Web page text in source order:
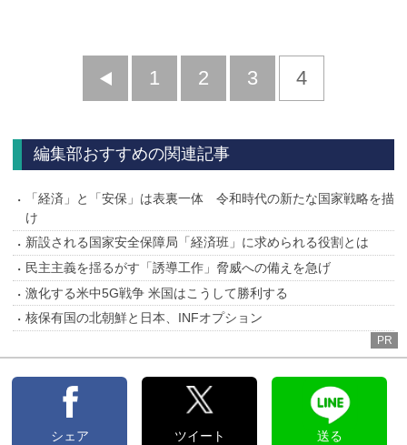
前
1 2 3 4
編集部おすすめの関連記事
「経済」と「安保」は表裏一体 令和時代の新たな国家戦略を描
け
新設される国家安全保障局「経済班」に求められる役割とは
民主主義を揺るがす「誘導工作」脅威への備えを急げ
激化する米中5G戦争 米国はこうして勝利する
核保有国の北朝鮮と日本、INFオプション
PR
シェア ツイート 送る